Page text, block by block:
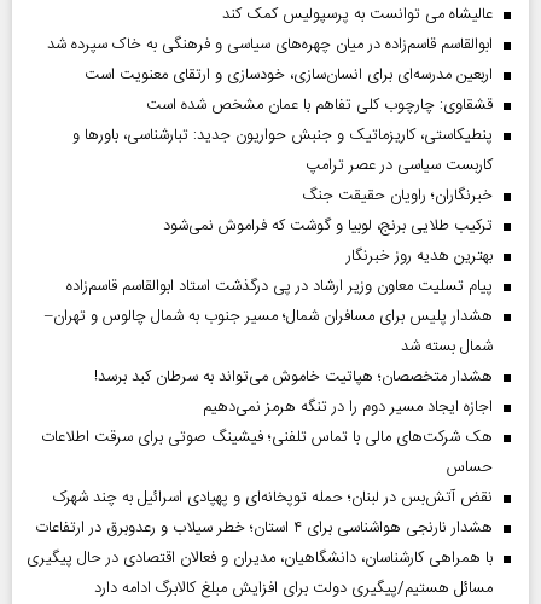
عالیشاه می توانست به پرسپولیس کمک کند
ابوالقاسم قاسم‌زاده در میان چهره‌های سیاسی و فرهنگی به خاک سپرده شد
اربعین مدرسه‌ای برای انسان‌سازی، خودسازی و ارتقای معنویت است
قشقاوی: چارچوب کلی تفاهم با عمان مشخص شده است
پنطیکاستی، کاریزماتیک و جنبش حواریون جدید: تبارشناسی، باور‌ها و
کاربست سیاسی در عصر ترامپ
خبرنگاران؛ راویان حقیقت جنگ
ترکیب طلایی برنج، لوبیا و گوشت که فراموش نمی‌شود
بهترین هدیه روز خبرنگار
پیام تسلیت معاون وزیر ارشاد در پی درگذشت استاد ابوالقاسم قاسم‌زاده
هشدار پلیس برای مسافران شمال؛ مسیر جنوب به شمال چالوس و تهران–
شمال بسته شد
هشدار متخصصان؛ هپاتیت خاموش می‌تواند به سرطان کبد برسد!
اجازه ایجاد مسیر دوم را در تنگه هرمز نمی‌دهیم
هک شرکت‌های مالی با تماس تلفنی؛ فیشینگ صوتی برای سرقت اطلاعات
حساس
نقض آتش‌بس در لبنان؛ حمله توپخانه‌ای و پهپادی اسرائیل به چند شهرک
هشدار نارنجی هواشناسی برای ۴ استان؛ خطر سیلاب و رعدوبرق در ارتفاعات
با همراهی کارشناسان، دانشگاهیان، مدیران و فعالان اقتصادی در حال پیگیری
مسائل هستیم/پیگیری دولت برای افزایش مبلغ کالابرگ ادامه دارد